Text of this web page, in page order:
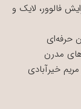
فالوور، لایک و
حرفه‌ای
مدرن
خیرآبادی